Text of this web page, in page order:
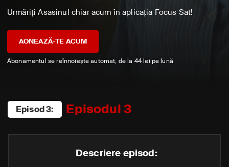
Urmăriți Asasinul chiar acum în aplicația Focus Sat!
AONEAZĂ-TE ACUM
Abonamentul se reînnoiește automat, de la 44 lei pe lună
Episod 3: Episodul 3
Descriere episod: